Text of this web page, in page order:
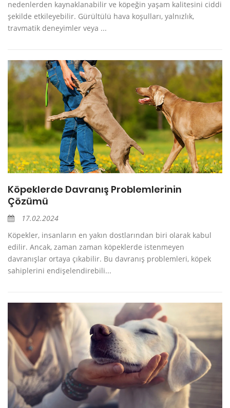
nedenlerden kaynaklanabilir ve köpeğin yaşam kalitesini ciddi
şekilde etkileyebilir. Gürültülü hava koşulları, yalnızlık,
travmatik deneyimler veya ...
Köpeklerde Davranış Problemlerinin
Çözümü
17.02.2024
Köpekler, insanların en yakın dostlarından biri olarak kabul
edilir. Ancak, zaman zaman köpeklerde istenmeyen
davranışlar ortaya çıkabilir. Bu davranış problemleri, köpek
sahiplerini endişelendirebili...